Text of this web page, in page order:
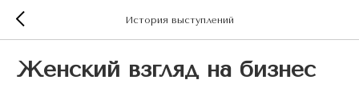
История выступлений
Женский взгляд на бизнес